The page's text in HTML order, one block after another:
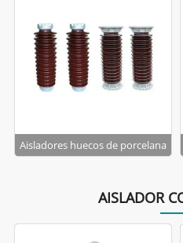
Aisladores huecos de porcelana
AISLADOR